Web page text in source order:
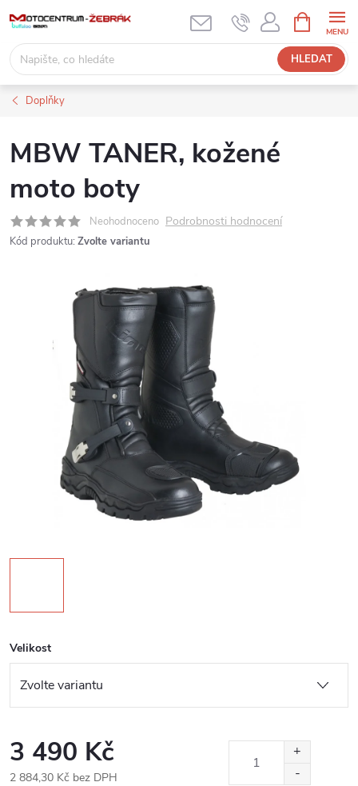
obsah
HLEDAT
NÁKUPNÍ
KOŠÍK
Doplňky
MBW TANER, kožené
moto boty
Neohodnoceno Podrobnosti hodnocení
Kód produktu: Zvolte variantu
Velikost
3 490 Kč
2 884,30 Kč bez DPH